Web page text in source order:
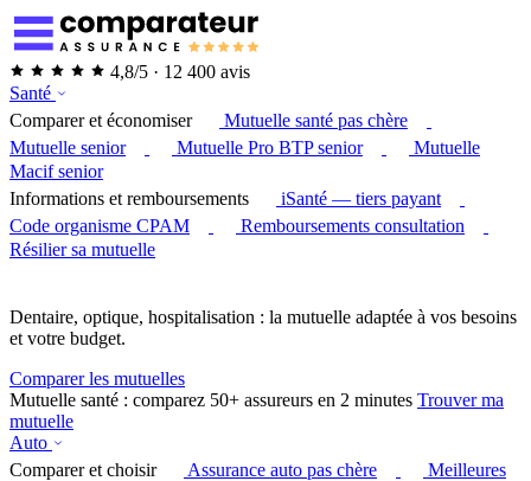
4,8/5 · 12 400 avis
Santé
Comparer et économiser
Mutuelle santé pas chère
Mutuelle senior
Mutuelle Pro BTP senior
Mutuelle
Macif senior
Informations et remboursements
iSanté — tiers payant
Code organisme CPAM
Remboursements consultation
Résilier sa mutuelle
Dentaire, optique, hospitalisation : la mutuelle adaptée à vos besoins
et votre budget.
Comparer les mutuelles
Mutuelle santé : comparez 50+ assureurs en 2 minutes Trouver ma
mutuelle
Auto
Comparer et choisir
Assurance auto pas chère
Meilleures